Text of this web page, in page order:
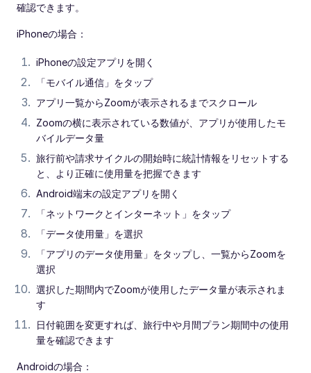
確認できます。
iPhoneの場合：
iPhoneの設定アプリを開く
「モバイル通信」をタップ
アプリ一覧からZoomが表示されるまでスクロール
Zoomの横に表示されている数値が、アプリが使用したモ
バイルデータ量
旅行前や請求サイクルの開始時に統計情報をリセットする
と、より正確に使用量を把握できます
Android端末の設定アプリを開く
「ネットワークとインターネット」をタップ
「データ使用量」を選択
「アプリのデータ使用量」をタップし、一覧からZoomを
選択
選択した期間内でZoomが使用したデータ量が表示されま
す
日付範囲を変更すれば、旅行中や月間プラン期間中の使用
量を確認できます
Androidの場合：